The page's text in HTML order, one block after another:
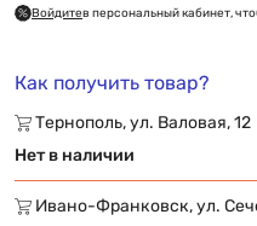
Войдитев персональный кабинет,
Как получить товар?
Тернополь, ул. Валовая, 12
Нет в наличии
Ивано-Франковск, ул.